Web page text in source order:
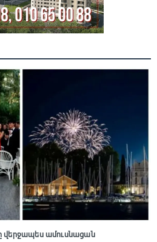
վերջապես ամուսնացան